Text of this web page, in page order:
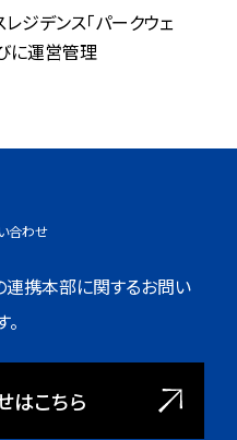
ジデンス「パークウェ
に運営管理
合わせ
連携本部に関するお問い
はこちら